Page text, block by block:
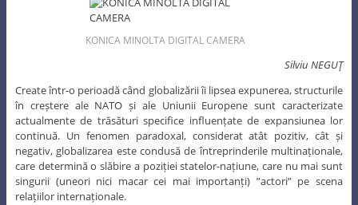
KONICA MINOLTA DIGITAL CAMERA
Silviu NEGUŢ
Create într-o perioadă când globalizării îi lipsea expunerea, structurile
în creștere ale NATO și ale Uniunii Europene sunt caracterizate
actualmente de trăsături specifice influențate de expansiunea lor
continuă. Un fenomen paradoxal, considerat atât pozitiv, cât și
negativ, globalizarea este condusă de întreprinderile multinaționale,
care determină o slăbire a poziției statelor-națiune, care nu mai sunt
singurii (uneori nici macar cei mai importanți) ”actori” pe scena
relațiilor internaționale.